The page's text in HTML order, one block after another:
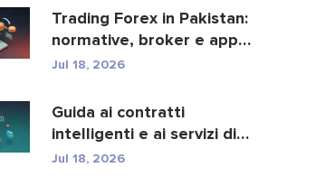
Trading Forex in Pakistan:
normative, broker e app
di trading.
Jul 18, 2026
Guida ai contratti
intelligenti e ai servizi di
sviluppo di contra...
Jul 18, 2026